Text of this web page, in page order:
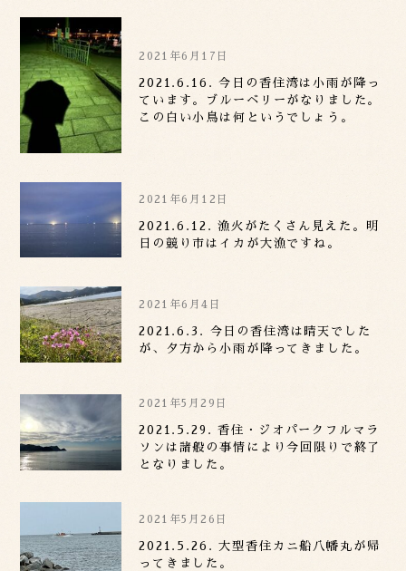
りませんでした。また伺いますね^_^
2021年6月17日
2021.6.16. 今日の香住湾は小雨が降っ
ています。ブルーベリーがなりました。
この白い小鳥は何というでしょう。
2021年6月12日
2021.6.12. 漁火がたくさん見えた。明
日の競り市はイカが大漁ですね。
2021年6月4日
2021.6.3. 今日の香住湾は晴天でした
が、夕方から小雨が降ってきました。
2021年5月29日
2021.5.29. 香住・ジオパークフルマラ
ソンは諸般の事情により今回限りで終了
となりました。
2021年5月26日
2021.5.26. 大型香住カニ船八幡丸が帰
ってきました。